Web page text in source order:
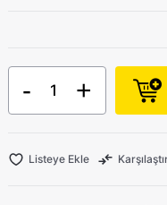
- +
Listeye Ekle